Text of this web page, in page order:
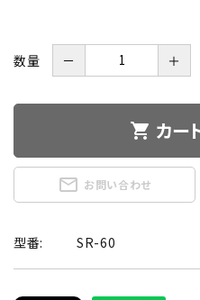
数量 － ＋
shopping_cart カー
mail_outline お問い合わせ
型番: SR-60